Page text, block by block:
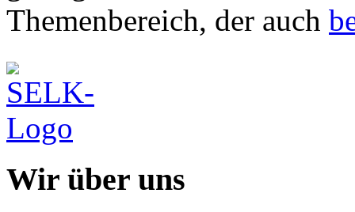
Themenbereich, der auch
Wir über uns